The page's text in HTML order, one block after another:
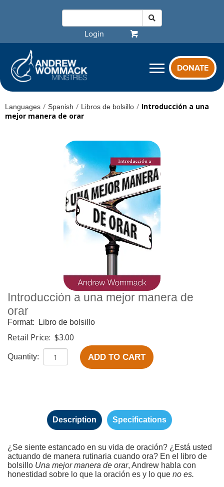
Login
DONATE
Languages / Spanish / Libros de bolsillo / Introducción a una
mejor manera de orar
Introducción a una mejor manera de
orar
Format: Libro de bolsillo
Retail Price: $3.00
Quantity: ADD TO CART
Description Specifications
¿Se siente estancado en su vida de oración? ¿Está usted
actuando de manera rutinaria cuando ora? En el libro de
bolsillo Una mejor manera de orar, Andrew habla con
honestidad sobre lo que la oración es y lo que no es.